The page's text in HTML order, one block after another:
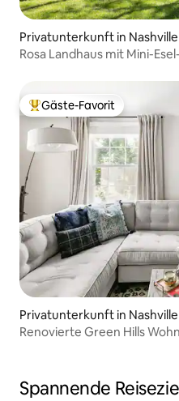
Privatunterkunft in Nashville
Rosa Landhaus mit Mini-
Beliebter Gäste-Favorit.
Gäste-Favorit
Privatunterkunft in Nashville
Renovierte Green Hills
Spannende